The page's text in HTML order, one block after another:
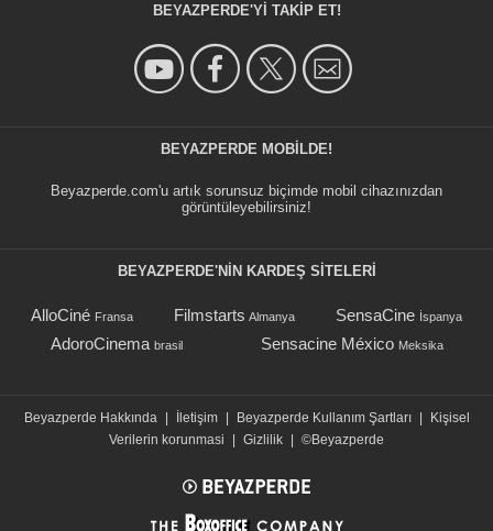
BEYAZPERDE'YI TAKIP ET!
BEYAZPERDE MOBILDE!
Beyazperde.com'u artık sorunsuz biçimde mobil cihazınızdan
görüntüleyebilirsiniz!
BEYAZPERDE'NIN KARDEŞ SİTELERİ
AlloCiné Fransa Filmstarts Almanya SensaCine İspanya
AdoroCinema brasil Sensacine México Meksika
Beyazperde Hakkında İletişim Beyazperde Kullanım Şartları
Kişisel
Verilerin korunmasi
Gizlilik ©Beyazperde